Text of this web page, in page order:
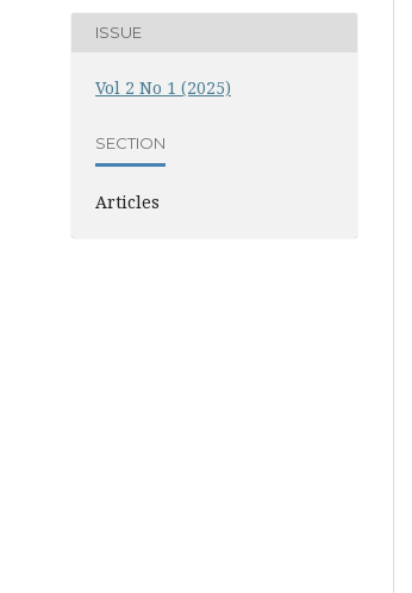
ISSUE
Vol 2 No 1 (2025)
SECTION
Articles